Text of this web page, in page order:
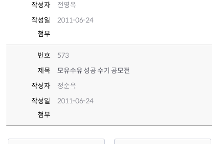
작성자
전영옥
작성일
2011-06-24
첨부
번호
573
제목
모유수유 성공 수기 공모전
작성자
정순옥
작성일
2011-06-24
첨부